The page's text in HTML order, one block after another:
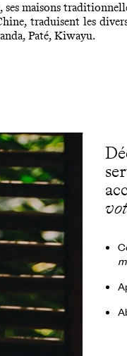
ses maisons
traduisent les
Paté, Kiwayu.